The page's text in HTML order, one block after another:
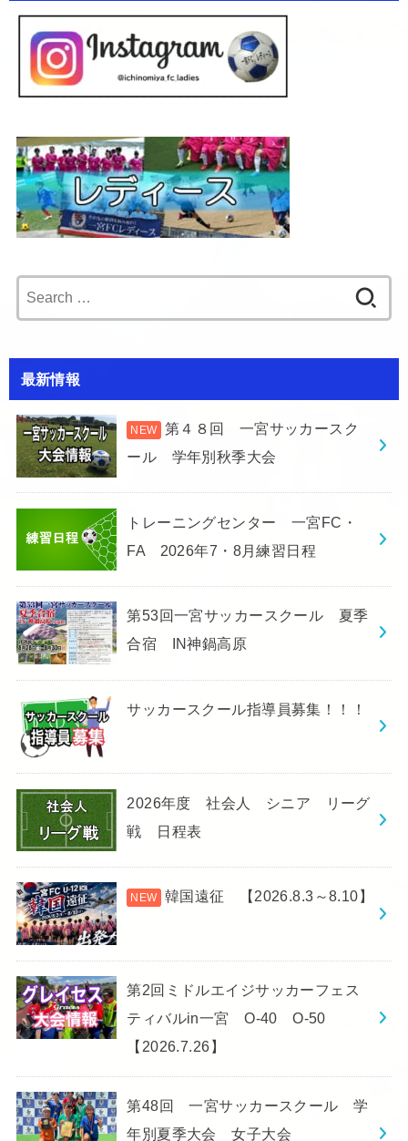
for:
最新情報
第４８回 一宮サッカースク
ール 学年別秋季大会
トレーニングセンター 一宮FC・
FA 2026年7・8月練習日程
第53回一宮サッカースクール 夏季
合宿 IN神鍋高原
サッカースクール指導員募集！！！
2026年度 社会人 シニア リーグ
戦 日程表
韓国遠征 【2026.8.3～8.10】
第2回ミドルエイジサッカーフェス
ティバルin一宮 O-40 O-50
【2026.7.26】
第48回 一宮サッカースクール 学
年別夏季大会 女子大会